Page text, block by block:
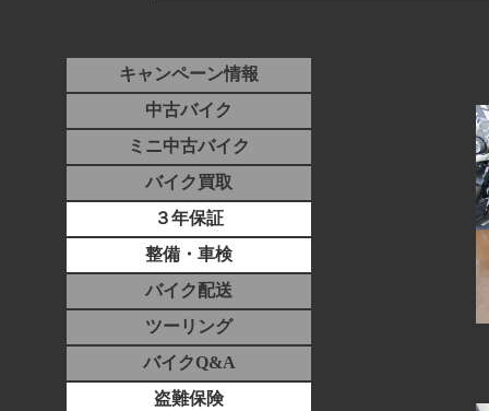
キャンペーン情報
中古バイク
ミニ中古バイク
バイク買取
３年保証
整備・車検
バイク配送
ツーリング
バイクQ&A
盗難保険